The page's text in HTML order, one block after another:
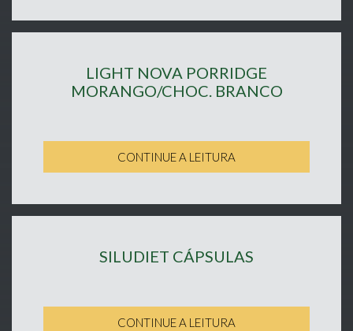
LIGHT NOVA PORRIDGE
MORANGO/CHOC. BRANCO
CONTINUE A LEITURA
SILUDIET CÁPSULAS
CONTINUE A LEITURA